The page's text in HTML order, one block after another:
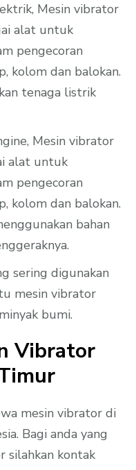
Mesin vibrator
alat untuk
pengecoran
kolom dan balokan.
tenaga listrik
Mesin vibrator
alat untuk
pengecoran
kolom dan balokan.
bahan
sering digunakan
mesin vibrator
bumi.
Vibrator
mesin vibrator di
Bagi anda yang
silahkan kontak